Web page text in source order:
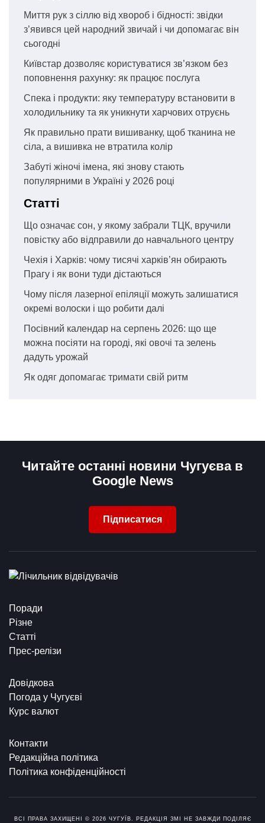
Миття рук з сіллю від хвороб і бідності: звідки
з’явився цей народний звичай і чи допомагає він
сьогодні
Київстар дозволяє користуватися зв’язком без
поповнення рахунку: як працює послуга
Спека і продукти: яку температуру встановити в
холодильнику та як уникнути харчових отруєнь
Як правильно прати вишиванку, щоб тканина не
сіла, а вишивка не втратила колір
Забуті жіночі імена, які знову стають
популярними в Україні у 2026 році
Статті
Що означає сон, у якому забрали ТЦК, вручили
повістку або відправили до навчального центру
Чехія і Харків: чому тисячі харків’ян обирають
Прагу і як вони туди дістаються
Чому після лазерної епіляції можуть залишатися
окремі волоски і що робити далі
Посівний календар на серпень 2026: що ще
можна посіяти на городі, які овочі та зелень
дадуть урожай
Як одяг допомагає тримати свій ритм
Читайте останні новини Чугуєва в
Google News
Підписатися
Поради
Різне
Статті
Прес-релізи
Довідкова
Погода у Чугуєві
Курс валют
Контакти
Редакційна політика
Політика конфіденційності
ВСІ ПРАВА ЗАХИЩЕНІ © 2026 ЧУГУЇВ. РЕДАКЦІЯ ЗМІ НЕ ЗАВЖДИ ПОДІЛЯЄ